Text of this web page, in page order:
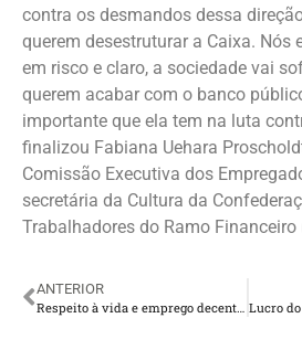
contra os desmandos dessa
querem desestruturar a Caixa. Nós
em risco e claro, a sociedade vai
querem acabar com o banco
importante que ela tem na luta
finalizou Fabiana Uehara
Comissão Executiva dos
secretária da Cultura da
Trabalhadores do Ramo Financeiro
ANTERIOR
Respeito à vida e emprego decente são as pautas prioritárias para o 1° de maio